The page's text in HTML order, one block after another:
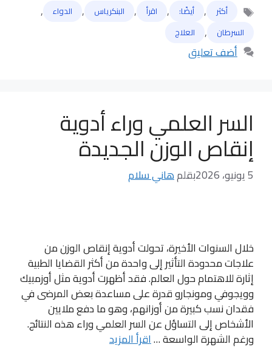
الوسوم
أكثر , أيضًا: , اقرأ , البنكرياس , الدواء ,
السرطان , العلاج
أضف تعليق
السر العلمي وراء أدوية
إنقاص الوزن الجديدة
5 يونيو، 2026 بقلمهاني سلام
خلال السنوات الأخيرة، تحولت أدوية إنقاص الوزن من
علاجات محدودة التأثير إلى واحدة من أكثر القضايا الطبية
إثارة للاهتمام حول العالم. فقد أظهرت أدوية مثل أوزمبيك
وويجوفي ومونجارو قدرة على مساعدة بعض المرضى في
فقدان نسب كبيرة من أوزانهم، وهو ما دفع ملايين
الأشخاص إلى التساؤل عن السر العلمي وراء هذه النتائج.
ورغم الشهرة الواسعة …اقرأ المزيد